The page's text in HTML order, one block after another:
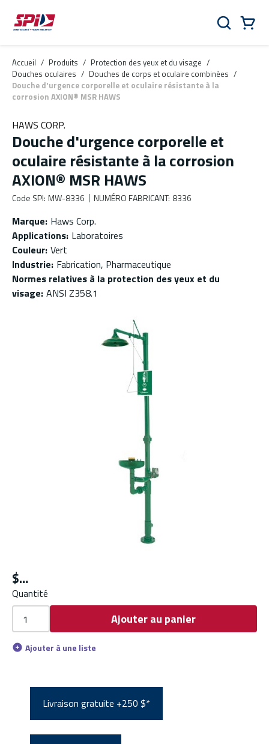
Aller au contenu principal
Skip to menu
Skip to footer
Rechercher
Accueil / Produits / Protection des yeux et du visage /
Douches oculaires / Douches de corps et oculaire combinées /
Douche d'urgence corporelle et oculaire résistante à la
corrosion AXION® MSR HAWS
HAWS CORP.
Douche d'urgence corporelle et
oculaire résistante à la corrosion
AXION® MSR HAWS
Code SPI: MW-8336 NUMÉRO FABRICANT: 8336
Marque: Haws Corp.
Applications: Laboratoires
Couleur: Vert
Industrie: Fabrication, Pharmaceutique
Normes relatives à la protection des yeux et du
visage: ANSI Z358.1
$
Quantité
Ajouter au panier
Ajouter à une liste
Livraison gratuite +250 $*